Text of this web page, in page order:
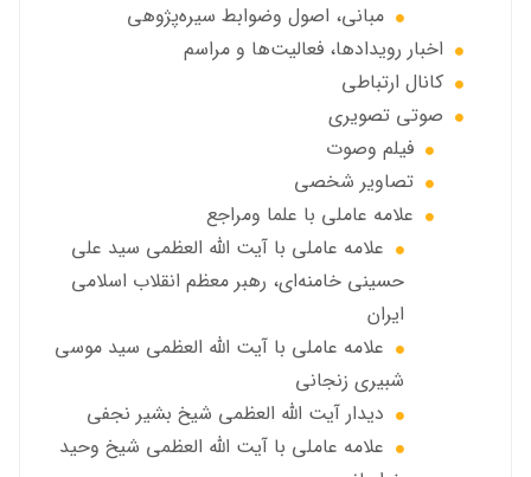
مبانی، اصول وضوابط سيره‌پژوهی
اخبار رويدادها، فعاليت‌ها و مراسم
كانال ارتباطي
صوتي تصويري
فیلم وصوت
تصاویر شخصی
علامه عاملي با علما ومراجع
علامه عاملي با آیت الله العظمی سید علی
حسینی خامنه‌ای، رهبر معظم انقلاب اسلامی
ایران
علامه عاملي با آيت الله العظمى سید موسی
شبيري زنجاني
ديدار آيت الله العظمى شيخ بشير نجفي
علامه عاملی با آيت الله العظمى شيخ وحيد